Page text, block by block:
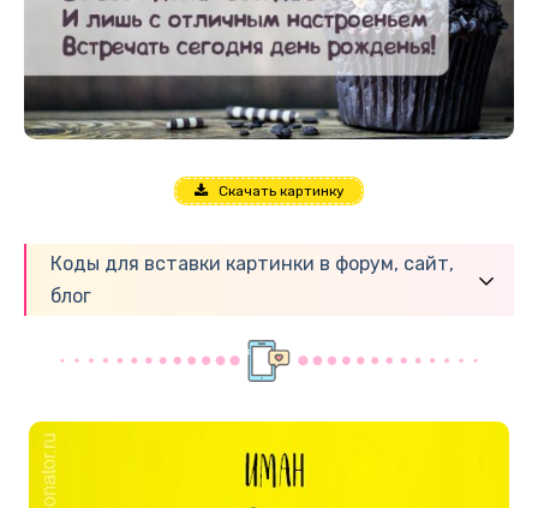
Скачать картинку
Коды для вставки картинки в форум, сайт,
блог